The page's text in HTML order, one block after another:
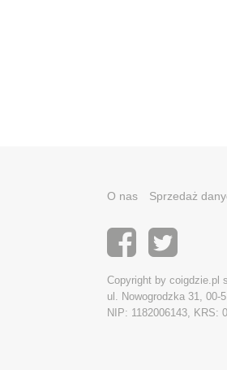
O nas Sprzedaż
Copyright by coigdzie.pl
ul. Nowogrodzka 31, 00-
NIP: 1182006143, KRS: